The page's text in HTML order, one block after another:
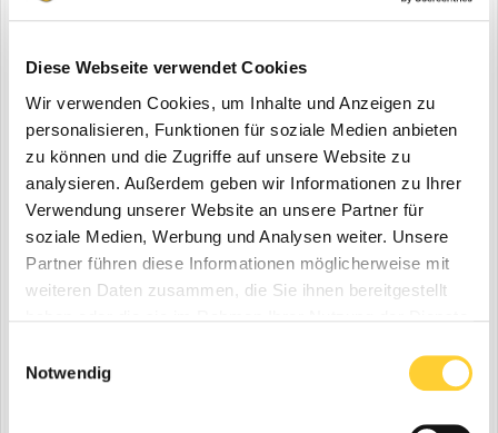
Diese Webseite verwendet Cookies
Wir verwenden Cookies, um Inhalte und Anzeigen zu
personalisieren, Funktionen für soziale Medien anbieten
zu können und die Zugriffe auf unsere Website zu
analysieren. Außerdem geben wir Informationen zu Ihrer
Verwendung unserer Website an unsere Partner für
soziale Medien, Werbung und Analysen weiter. Unsere
Partner führen diese Informationen möglicherweise mit
weiteren Daten zusammen, die Sie ihnen bereitgestellt
Notwendig
BKT zeigt EM-Reifen auf der Nordbau
eine Bauforum24 News erstellte Bauforum24 inBKT
Bohnenkamp
Osnabrück, Juli 2016 - Vom 07. bis 11. September 2016 öffnet in